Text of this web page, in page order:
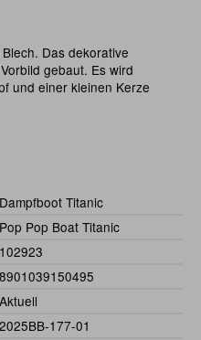
Das dekorative
gebaut. Es wird
und einer kleinen Kerze
Dampfboot Titanic
Pop Pop Boat Titanic
102923
8901039150495
Aktuell
2025BB-177-01